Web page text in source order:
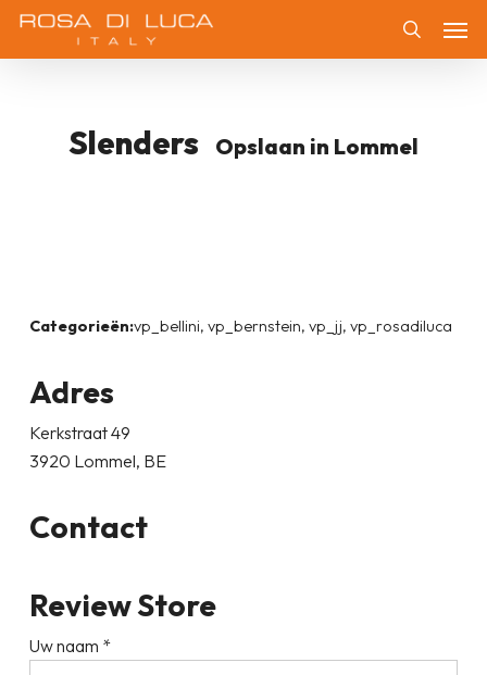
Skip
Slenders Opslaan in Lommel
Categorieën:vp_bellini, vp_bernstein, vp_jj, vp_rosadiluca
Adres
Kerkstraat 49
3920 Lommel, BE
Contact
Review Store
Uw naam *